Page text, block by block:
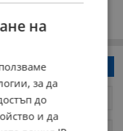
на
за да
до
и да